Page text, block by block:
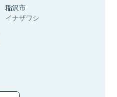
稲沢市
イナザワシ